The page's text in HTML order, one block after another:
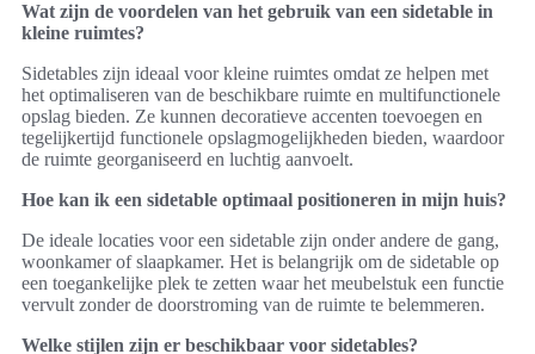
Wat zijn de voordelen van het gebruik van een sidetable in
kleine ruimtes?
Sidetables zijn ideaal voor kleine ruimtes omdat ze helpen met
het optimaliseren van de beschikbare ruimte en multifunctionele
opslag bieden. Ze kunnen decoratieve accenten toevoegen en
tegelijkertijd functionele opslagmogelijkheden bieden, waardoor
de ruimte georganiseerd en luchtig aanvoelt.
Hoe kan ik een sidetable optimaal positioneren in mijn huis?
De ideale locaties voor een sidetable zijn onder andere de gang,
woonkamer of slaapkamer. Het is belangrijk om de sidetable op
een toegankelijke plek te zetten waar het meubelstuk een functie
vervult zonder de doorstroming van de ruimte te belemmeren.
Welke stijlen zijn er beschikbaar voor sidetables?